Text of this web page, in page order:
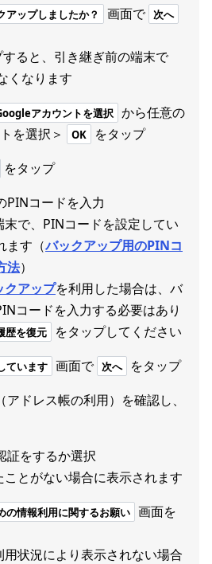
アップしましたか？ 画面で 次へ
すると、引き継ぎ前の端末で
くなります
アカウントを選択 から任意の
を選択＞
OK をタップ
をタップ
PINコードを入力
で、PINコードを設定してい
ます（バックアップ用のPINコ
法）
クアップを利用した場合は、バ
コードを入力する必要はあり
歴を復元 をタップしてください
ています 画面で 次へ
をタップ
ドレス帳の利用）を確認し、
証をするか選択
とがない場合に表示されます
の情報利用に関するお願い 画面を
状況により表示されない場合